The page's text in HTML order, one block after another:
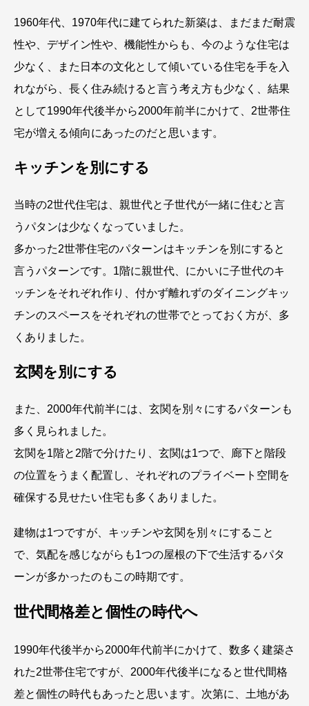
1960年代、1970年代に建てられた新築は、まだまだ耐震
性や、デザイン性や、機能性からも、今のような住宅は
少なく、また日本の文化として傾いている住宅を手を入
れながら、長く住み続けると言う考え方も少なく、結果
として1990年代後半から2000年前半にかけて、2世帯住
宅が増える傾向にあったのだと思います。
キッチンを別にする
当時の2世代住宅は、親世代と子世代が一緒に住むと言
うパタンは少なくなっていました。
多かった2世帯住宅のパターンはキッチンを別にすると
言うパターンです。1階に親世代、にかいに子世代のキ
ッチンをそれぞれ作り、付かず離れずのダイニングキッ
チンのスペースをそれぞれの世帯でとっておく方が、多
くありました。
玄関を別にする
また、2000年代前半には、玄関を別々にするパターンも
多く見られました。
玄関を1階と2階で分けたり、玄関は1つで、廊下と階段
の位置をうまく配置し、それぞれのプライベート空間を
確保する見せたい住宅も多くありました。
建物は1つですが、キッチンや玄関を別々にすること
で、気配を感じながらも1つの屋根の下で生活するパタ
ーンが多かったのもこの時期です。
世代間格差と個性の時代へ
1990年代後半から2000年代前半にかけて、数多く建築さ
れた2世帯住宅ですが、2000年代後半になると世代間格
差と個性の時代もあったと思います。次第に、土地があ